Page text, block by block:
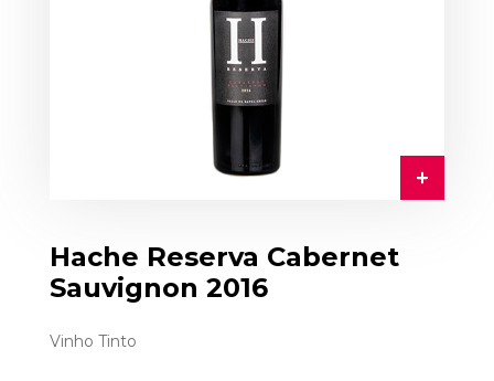
Hache Reserva Cabernet
Sauvignon 2016
Vinho Tinto